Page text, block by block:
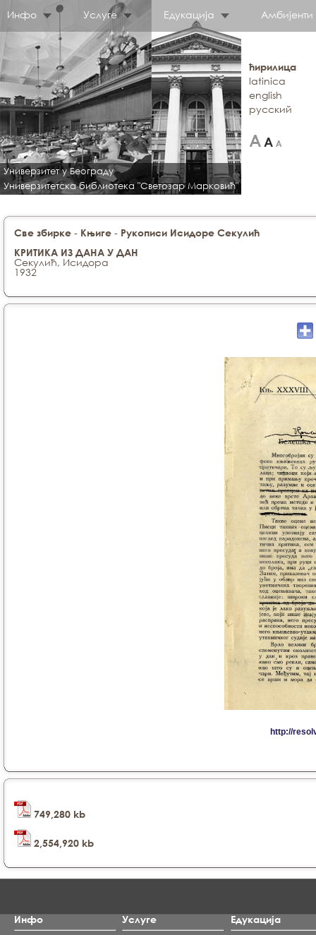
Инфо Услуге Едукација Амбијенти
Универзитет у Београду
Универзитетска библиотека "Светозар Марковић"
ћирилица
latinica
english
русский
Све збирке - Књиге - Рукописи Исидоре Секулић
КРИТИКА ИЗ ДАНА У ДАН
Секулић, Исидора
1932
749,280 kb
2,554,920 kb
Инфо
Услуге
Едукација